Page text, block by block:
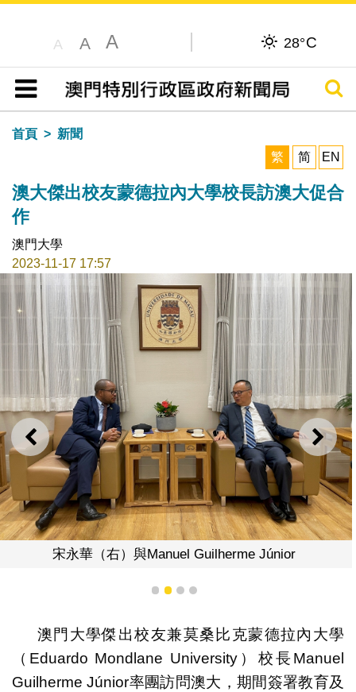
A A A 28°C
目錄
搜尋
首頁
新聞
繁
简 EN
澳大傑出校友蒙德拉內大學校長訪澳大促合
作
澳門大學
2023-11-17 17:57
上一則 下一
宋永華（右）與Manuel Guilherme Júnior
1 2 3 4
澳門大學傑出校友兼莫桑比克蒙德拉內大學
（Eduardo Mondlane University）校長Manuel
Guilherme Júnior率團訪問澳大，期間簽署教育及